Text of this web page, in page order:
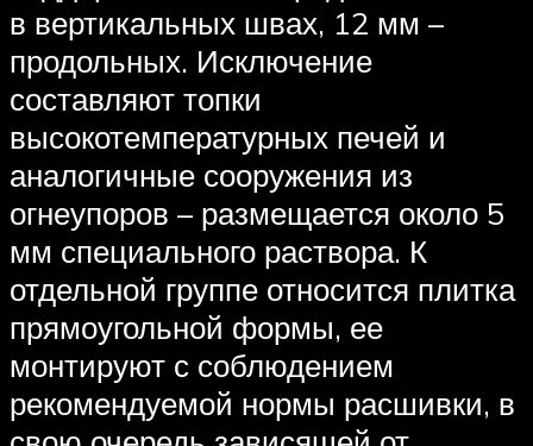
в вертикальных швах, 12 мм –
продольных. Исключение
составляют топки
высокотемпературных печей и
аналогичные сооружения из
огнеупоров – размещается около 5
мм специального раствора. К
отдельной группе относится плитка
прямоугольной формы, ее
монтируют с соблюдением
рекомендуемой нормы расшивки, в